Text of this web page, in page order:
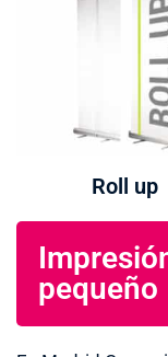
Roll up
pequeño